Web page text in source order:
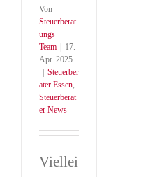
Von
Steuerberat
ungs
Team
17.
Apr..2025
Steuerber
ater Essen,
Steuerberat
er News
Viellei